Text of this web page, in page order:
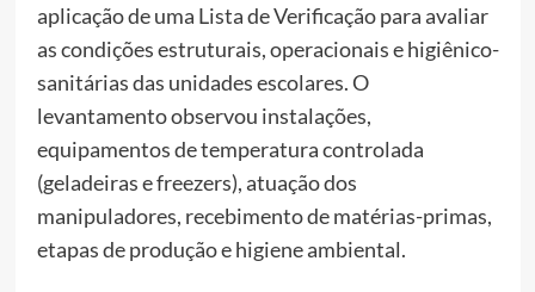
aplicação de uma Lista de Verificação para avaliar
as condições estruturais, operacionais e higiênico-
sanitárias das unidades escolares. O
levantamento observou instalações,
equipamentos de temperatura controlada
(geladeiras e freezers), atuação dos
manipuladores, recebimento de matérias-primas,
etapas de produção e higiene ambiental.